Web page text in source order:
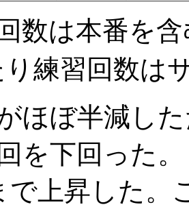
数は本番を含
練習回数は
ほぼ半減し
を下回った
で上昇した。